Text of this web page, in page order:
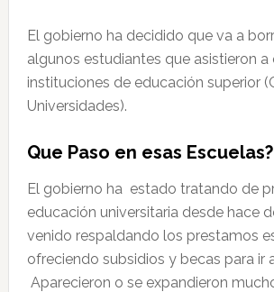
El gobierno ha decidido que va a
algunos estudiantes que asistieron a
instituciones de educación superior
Universidades).
Que Paso en esas Escuelas?
El gobierno ha estado tratando de
educación universitaria desde hace
venido respaldando los prestamos
ofreciendo subsidios y becas para ir
Aparecieron o se expandieron